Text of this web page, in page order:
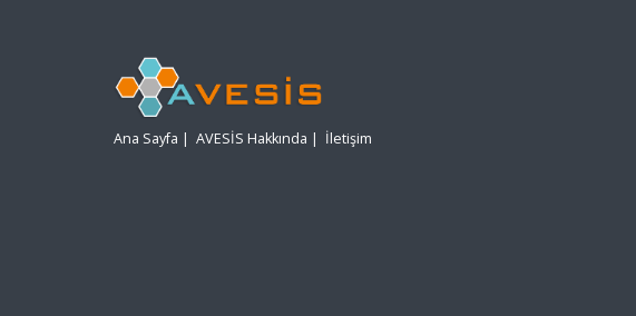
Ana Sayfa | AVESİS Hakkında | İletişim